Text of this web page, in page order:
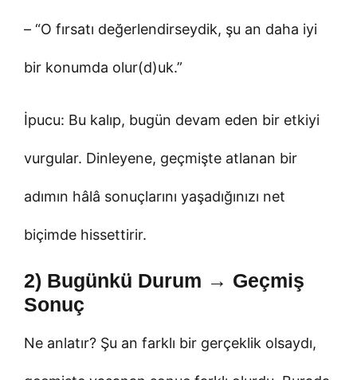
– “O fırsatı değerlendirseydik, şu an daha iyi
bir konumda olur(d)uk.”
İpucu: Bu kalıp, bugün devam eden bir etkiyi
vurgular. Dinleyene, geçmişte atlanan bir
adımın hâlâ sonuçlarını yaşadığınızı net
biçimde hissettirir.
2) Bugünkü Durum → Geçmiş
Sonuç
Ne anlatır? Şu an farklı bir gerçeklik olsaydı,